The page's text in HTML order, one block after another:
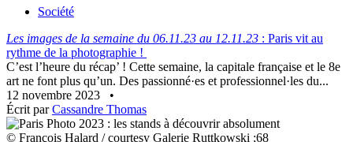
Société
Les images de la semaine du 06.11.23 au 12.11.23 : Paris vit au
rythme de la photographie !
C’est l’heure du récap’ ! Cette semaine, la capitale française et le 8e
art ne font plus qu’un. Des passionné·es et professionnel·les du...
12 novembre 2023
•
Écrit parCassandre Thomas
© François Halard / courtesy Galerie Ruttkowski ;68